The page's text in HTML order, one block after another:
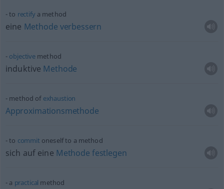
to rectifya method
eine Methode verbessern
objective method
induktive Methode
method of exhaustion
Approximationsmethode
to commit oneself to a method
sich auf eine Methode festlegen
a practical method